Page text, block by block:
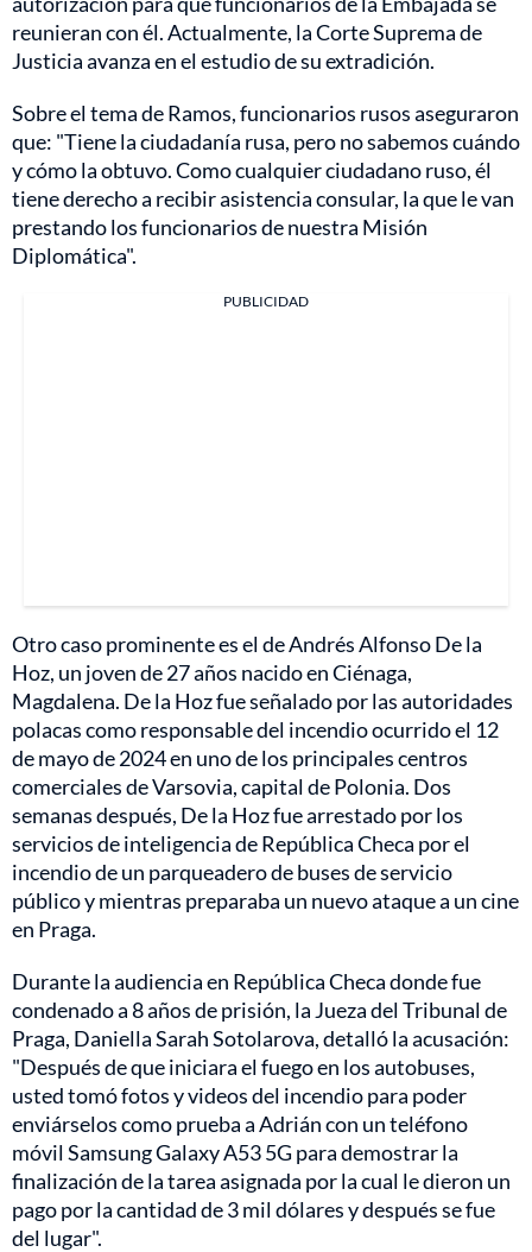
reunieran con él. Actualmente, la Corte Suprema de
Justicia avanza en el estudio de su extradición.
Sobre el tema de Ramos, funcionarios rusos aseguraron
que: "Tiene la ciudadanía rusa, pero no sabemos cuándo
y cómo la obtuvo. Como cualquier ciudadano ruso, él
tiene derecho a recibir asistencia consular, la que le van
prestando los funcionarios de nuestra Misión
Diplomática".
PUBLICIDAD
Otro caso prominente es el de Andrés Alfonso De la
Hoz, un joven de 27 años nacido en Ciénaga,
Magdalena. De la Hoz fue señalado por las autoridades
polacas como responsable del incendio ocurrido el 12
de mayo de 2024 en uno de los principales centros
comerciales de Varsovia, capital de Polonia. Dos
semanas después, De la Hoz fue arrestado por los
servicios de inteligencia de República Checa por el
incendio de un parqueadero de buses de servicio
público y mientras preparaba un nuevo ataque a un cine
en Praga.
Durante la audiencia en República Checa donde fue
condenado a 8 años de prisión, la Jueza del Tribunal de
Praga, Daniella Sarah Sotolarova, detalló la acusación:
"Después de que iniciara el fuego en los autobuses,
usted tomó fotos y videos del incendio para poder
enviárselos como prueba a Adrián con un teléfono
móvil Samsung Galaxy A53 5G para demostrar la
finalización de la tarea asignada por la cual le dieron un
pago por la cantidad de 3 mil dólares y después se fue
del lugar".